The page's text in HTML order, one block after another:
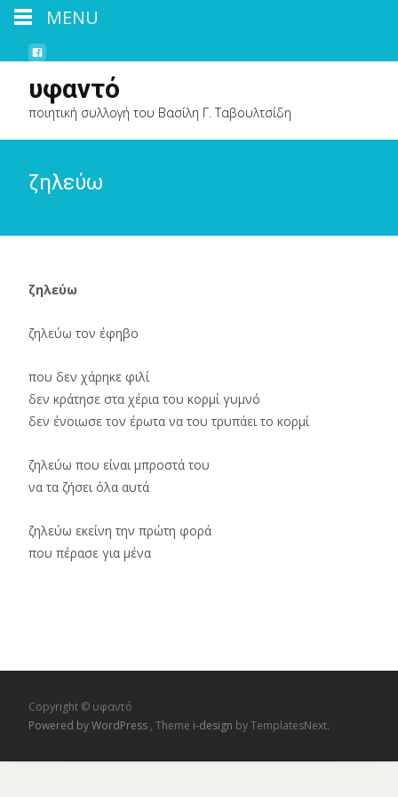
υφαντό
ποιητική συλλογή του Βασίλη Γ. Ταβουλτσίδη
ζηλεύω
ζηλεύω
ζηλεύω τον έφηβο
που δεν χάρηκε φιλί
δεν κράτησε στα χέρια του κορμί γυμνό
δεν ένοιωσε τον έρωτα να του τρυπάει το κορμί
ζηλεύω που είναι μπροστά του
να τα ζήσει όλα αυτά
ζηλεύω εκείνη την πρώτη φορά
που πέρασε για μένα
Copyright © υφαντό
Powered by WordPress , Theme i-design by TemplatesNext.
MENU